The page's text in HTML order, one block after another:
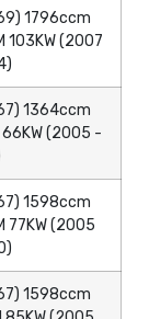
1796ccm
103KW (2007
1364ccm
66KW (2005 -
1598ccm
77KW (2005
1598ccm